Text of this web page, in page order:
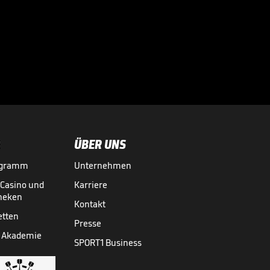
und
Akademie
ÜBER UNS
Unternehmen
Karriere
Kontakt
Presse
SPORT1 Business